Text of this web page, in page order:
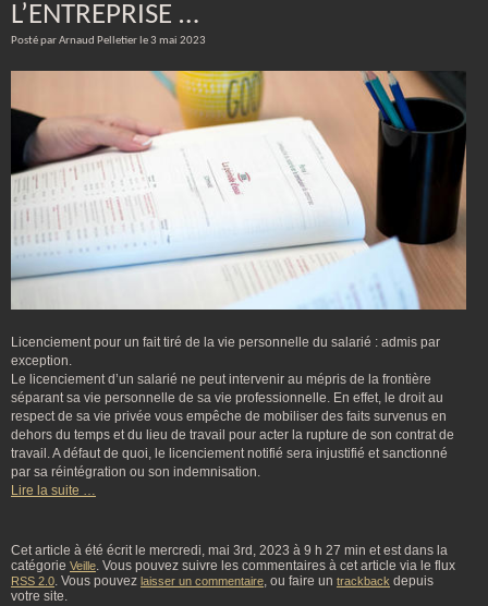
L’ENTREPRISE …
Posté par Arnaud Pelletier le 3 mai 2023
Licenciement pour un fait tiré de la vie personnelle du salarié : admis par
exception.
Le licenciement d’un salarié ne peut intervenir au mépris de la frontière
séparant sa vie personnelle de sa vie professionnelle. En effet, le droit au
respect de sa vie privée vous empêche de mobiliser des faits survenus en
dehors du temps et du lieu de travail pour acter la rupture de son contrat de
travail. A défaut de quoi, le licenciement notifié sera injustifié et sanctionné
par sa réintégration ou son indemnisation.
Lire la suite …
Cet article à été écrit le mercredi, mai 3rd, 2023 à 9 h 27 min et est dans la
catégorie Veille. Vous pouvez suivre les commentaires à cet article via le flux
RSS 2.0. Vous pouvez laisser un commentaire, ou faire un trackback depuis
votre site.